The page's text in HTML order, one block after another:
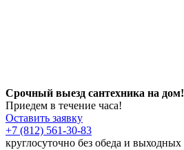
Срочный выезд сантехника на дом!
Приедем в течение часа!
Оставить заявку
+7 (812) 561-30-83
круглосуточно без обеда и выходных